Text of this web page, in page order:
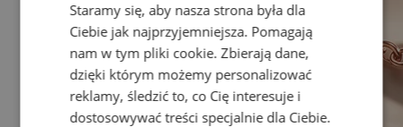
Staramy się, aby nasza strona była dla
Ciebie jak najprzyjemniejsza. Pomagają
nam w tym pliki cookie. Zbierają dane,
dzięki którym możemy personalizować
reklamy, śledzić to, co Cię interesuje i
dostosowywać treści specjalnie dla Ciebie.